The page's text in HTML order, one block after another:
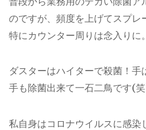
のですが、頻度を上げてスプレ
特にカウンター周りは念入りに。
ダスターはハイターで殺菌！
手も除菌出来て一石二鳥です(
私自身はコロナウイルスに感染